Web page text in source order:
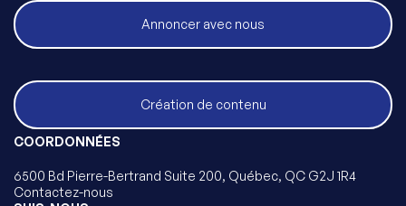
Annoncer avec nous
Création de contenu
COORDONNÉES
6500 Bd Pierre-Bertrand Suite 200, Québec, QC G2J 1R4
Contactez-nous